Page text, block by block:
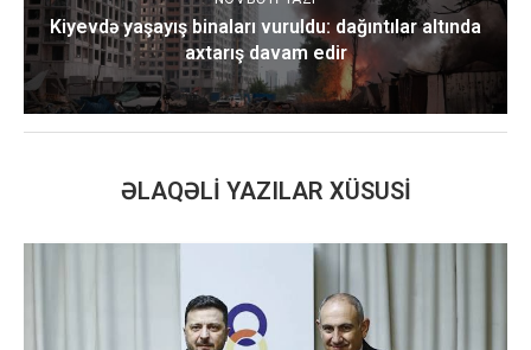
Kiyevdə yaşayış binaları vuruldu: dağıntılar altında
axtarış davam edir
ƏLAQƏLI YAZILAR XÜSUSI